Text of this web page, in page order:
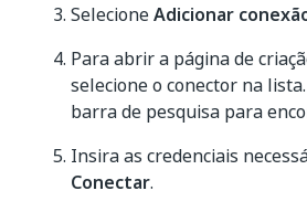
SelecioneAdicionar
Para abrir a página de
selecione o conector na
barra de pesquisa para
Insira as credenciais
Conectar.